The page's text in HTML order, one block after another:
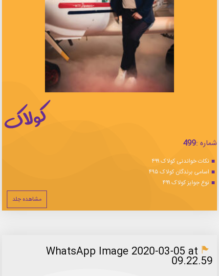
شماره :499
نکات خواندنی کولاک ۴۹۹
اسامی برندگان کولاک ۴۹۵
نوع جوایز کولاک ۴۹۹
مشاهده جلد
WhatsApp Image 2020-03-05 at
09.22.59